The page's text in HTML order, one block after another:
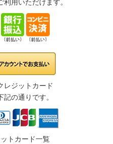
利用いただけます。
レジットカード
の通りです。
トカード一覧